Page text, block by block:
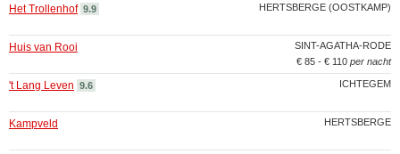
HERTSBERGE (OOSTKAMP)
Het Trollenhof 9.9
SINT-AGATHA-RODE
Huis van Rooi
€ 85 - € 110 per nacht
ICHTEGEM
't Lang Leven 9.6
HERTSBERGE
Kampveld